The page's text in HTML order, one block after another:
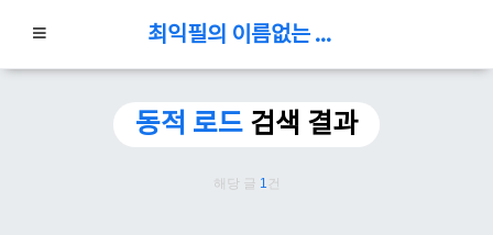
최익필의 이름없는 블로그
동적 로드 검색 결과
해당 글 1 건